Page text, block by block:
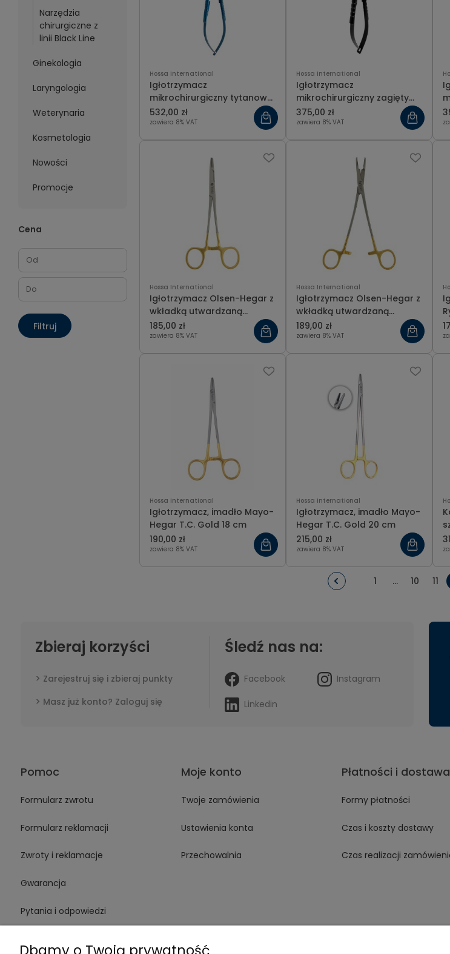
Narzędzia
chirurgiczne z
linii Black Line
Ginekologia
Laryngologia
Weterynaria
Kosmetologia
Nowości
Promocje
Cena
Filtruj
Hossa International
Igłotrzymacz
mikrochirurgiczny tytanowy
zagięty 18 cm
532,00 zł
zawiera 8% VAT
Hossa International
Igłotrzymacz
mikrochirurgiczny zagięty
Black T.C. 14 cm
375,00 zł
zawiera 8% VAT
Hossa International
Igłotrzymacz Olsen-Hegar z
wkładką utwardzaną
węglikiem spiekanym 16 cm
185,00 zł
zawiera 8% VAT
Hossa International
Igłotrzymacz Olsen-Hegar z
wkładką utwardzaną
węglikiem spiekanym 18cm
189,00 zł
zawiera 8% VAT
Hossa International
Igłotrzymacz, imadło Mayo-
Hegar T.C. Gold 18 cm
190,00 zł
zawiera 8% VAT
Hossa International
Igłotrzymacz, imadło Mayo-
Hegar T.C. Gold 20 cm
215,00 zł
zawiera 8% VAT
1 ... 10 11
Zbieraj korzyści
Zarejestruj się i zbieraj punkty
Masz już konto? Zaloguj się
Śledź nas na:
Facebook Instagram
Linkedin
Pomoc
Formularz zwrotu
Formularz reklamacji
Zwroty i reklamacje
Gwarancja
Pytania i odpowiedzi
Moje konto
Twoje zamówienia
Ustawienia konta
Przechowalnia
Płatności i dostawa
Formy płatności
Czas i koszty dostawy
Czas realizacji